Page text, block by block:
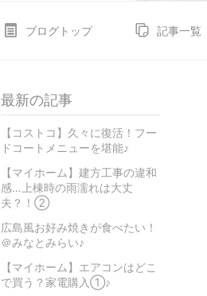
ブログトップ 記事一覧
最新の記事
【コストコ】久々に復活！フー
ドコートメニューを堪能♪
【マイホーム】建方工事の違和
感…上棟時の雨濡れは大丈
夫？！②
広島風お好み焼きが食べたい！
＠みなとみらい♪
【マイホーム】エアコンはどこ
で買う？家電購入①♪